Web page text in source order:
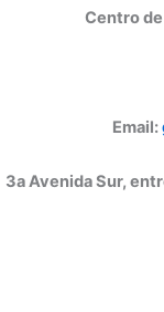
Centro
Email:
3a Avenida Sur,